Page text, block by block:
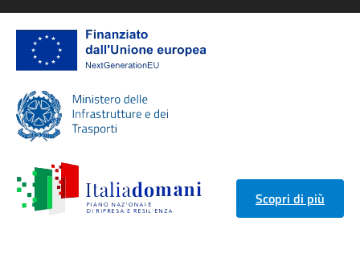
Scopri di più